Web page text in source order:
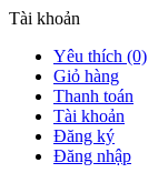
Tài khoản
Yêu thích (0)
Giỏ hàng
Thanh toán
Tài khoản
Đăng ký
Đăng nhập